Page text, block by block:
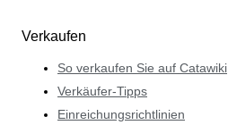
Verkaufen
So verkaufen Sie auf Catawiki
Verkäufer-Tipps
Einreichungsrichtlinien